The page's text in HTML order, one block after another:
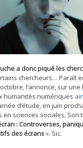
a donc piqué les
chercheurs… Paraît
l’annonce, sur
humanités numériques
d’étude, en juin
sciences sociales. Son
: Controverses,
des écrans». Sic.